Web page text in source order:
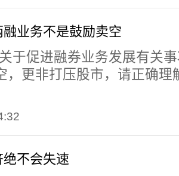
业务不是鼓励卖空
于促进融券业务发展有关
，更非打压股市，请正确理
不会失速